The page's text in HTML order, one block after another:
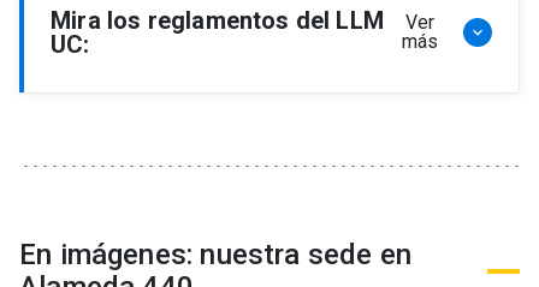
Mira los reglamentos del LLM
UC:
Ver
más
keyboard_arrow_down
Reglamento de Becas y Descuentos Programa
de Magíster en Derecho, LLM
En imágenes: nuestra sede en